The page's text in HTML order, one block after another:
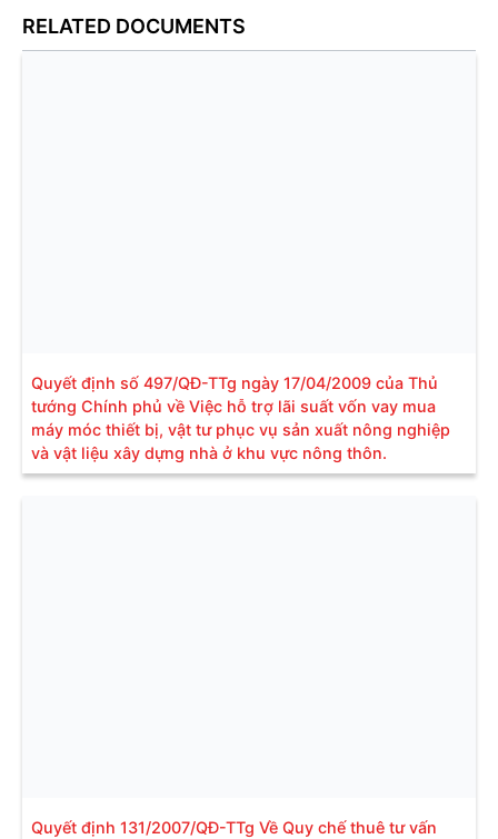
RELATED DOCUMENTS
Quyết định số 497/QĐ-TTg ngày 17/04/2009 của Thủ
tướng Chính phủ về Việc hỗ trợ lãi suất vốn vay mua
máy móc thiết bị, vật tư phục vụ sản xuất nông nghiệp
và vật liệu xây dựng nhà ở khu vực nông thôn.
Quyết định 131/2007/QĐ-TTg Về Quy chế thuê tư vấn